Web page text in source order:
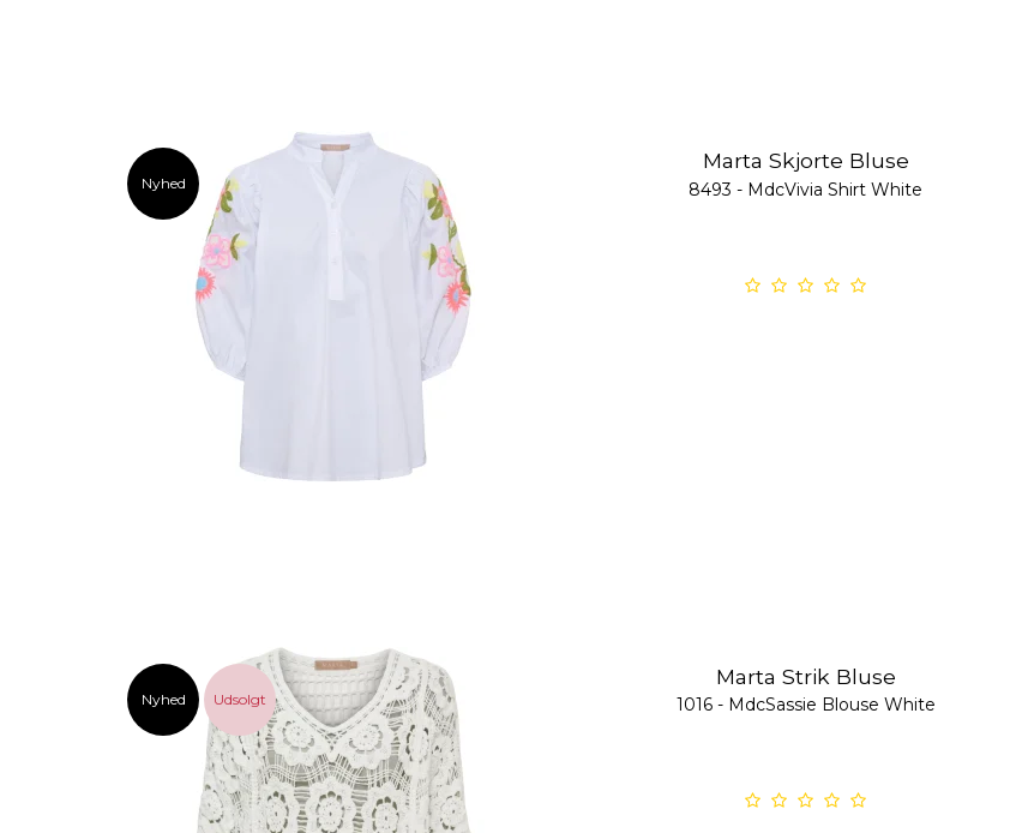
Nyhed
Marta Skjorte Bluse
8493 - MdcVivia Shirt White
Nyhed Udsolgt
Marta Strik Bluse
1016 - MdcSassie Blouse White